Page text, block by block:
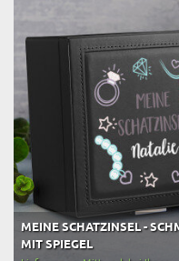
MEINE SCHATZINSEL -
MIT SPIEGEL